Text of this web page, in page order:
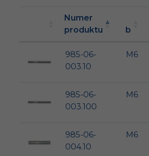
Numer
produktu
b
985-06-
003.10
M6
985-06-
003.100
M6
985-06-
004.10
M6